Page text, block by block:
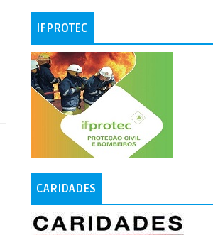
IFPROTEC
CARIDADES